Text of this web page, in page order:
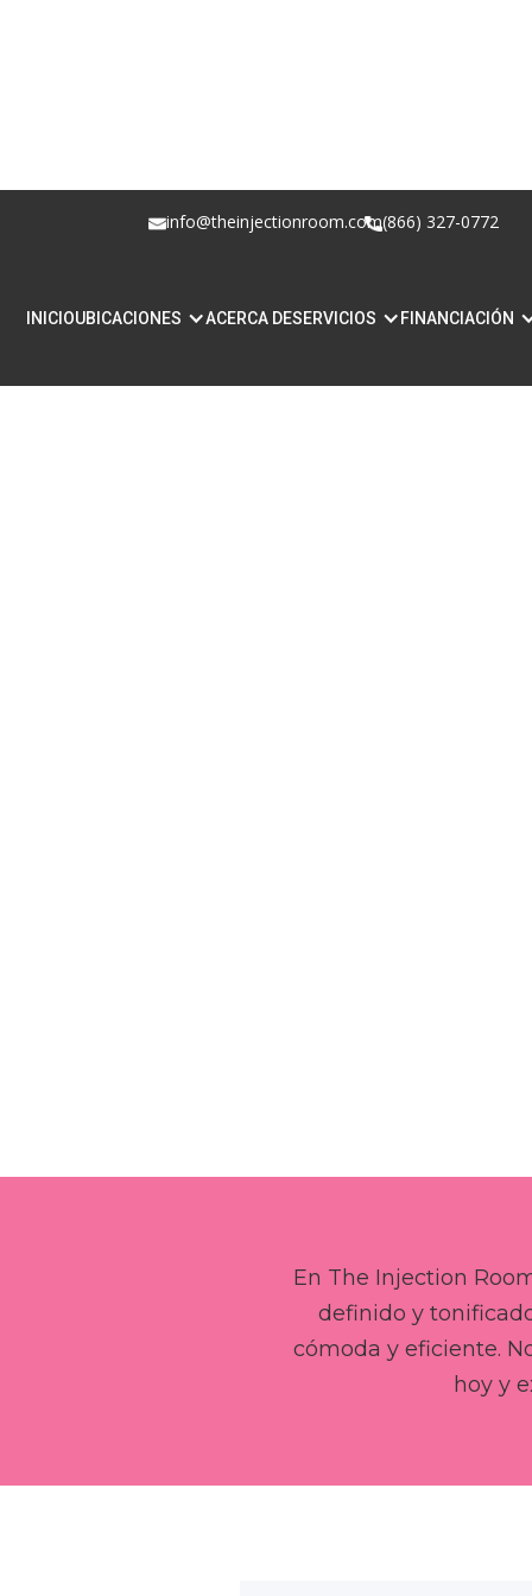
info@theinjectionroom.com(866) 327-0772
INICIOUBICACIONES ACERCA DESERVICIOS FINANCIACIÓN
En The Injection
definido y
cómoda y eficiente.
hoy y